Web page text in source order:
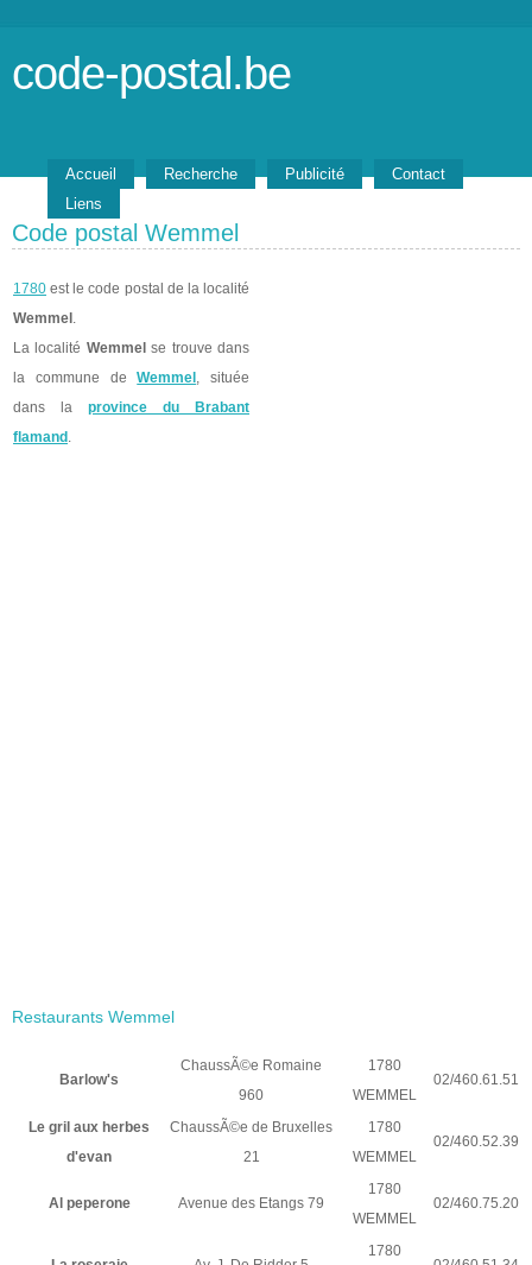
code-postal.be
Accueil Recherche Publicité
Contact
Liens
Code postal Wemmel
1780 est le code postal de la localité
Wemmel .
La localité Wemmel se trouve dans
la commune deWemmel , située
dans la province du Brabant
flamand .
Restaurants Wemmel
Barlow's
ChaussÃ©e Romaine
960
1780
WEMMEL
02/460.61.51
Le gril aux herbes
d'evan
ChaussÃ©e de Bruxelles
21
1780
WEMMEL
02/460.52.39
Al peperone Avenue des Etangs 79
1780
WEMMEL
02/460.75.20
1780